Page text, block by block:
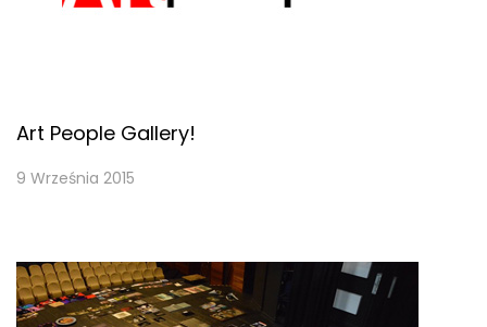
Art People Gallery!
9 Września 2015